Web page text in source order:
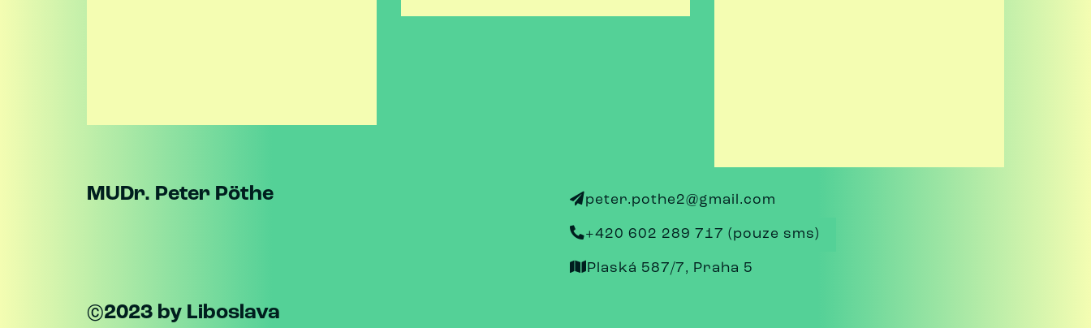
MUDr. Peter Pöthe peter.pothe2@gmail.com
+420 602 289 717 (pouze sms)
Plaská 587/7, Praha 5
©2023 by Liboslava